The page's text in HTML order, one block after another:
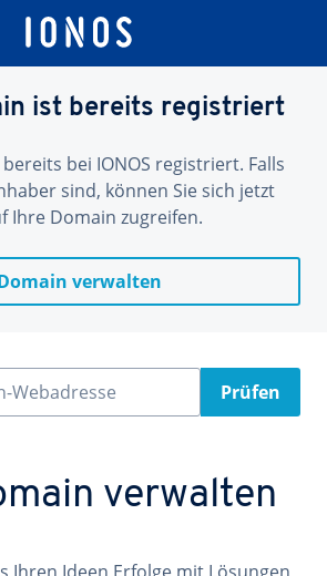
ist bereits registriert
bei IONOS registriert. Falls
sind, können Sie sich jetzt
Ihre Domain zugreifen.
verwalten
Webadresse Prüfen
verwalten